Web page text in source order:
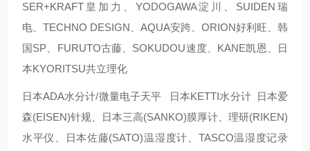
SER+KRAFT皇加力、YODOGAWA淀川、SUIDEN瑞
电、TECHNO DESIGN、AQUA安跨、ORION好利旺、韩
国SP、FURUTO古藤、SOKUDOU速度、KANE凯恩、日
本KYORITSU共立理化
日本ADA水分计/微量电子天平 日本KETTI水分计 日本爱
森(EISEN)针规、日本三高(SANKO)膜厚计、理研(RIKEN)
水平仪、日本佐藤(SATO)温湿度计、TASCO温湿度记录